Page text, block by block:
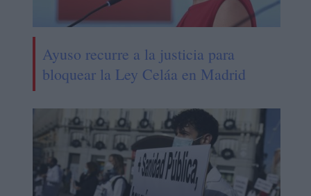
Ayuso recurre a la justicia para
bloquear la Ley Celáa en Madrid